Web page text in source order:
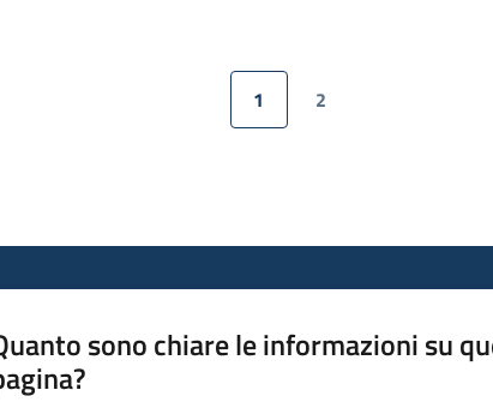
Pagina precedente
Pagina
1 Pagina
2
sono chiare le informazioni su